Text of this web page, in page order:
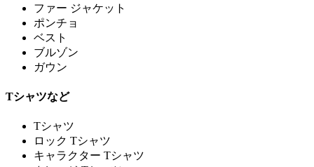
ファー ジャケット
ポンチョ
ベスト
ブルゾン
ガウン
Tシャツなど
Tシャツ
ロック Tシャツ
キャラクター Tシャツ